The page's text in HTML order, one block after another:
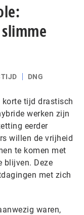
DNG
korte tijd drastisch
werken zijn
eerder
willen de vrijheid
te komen met
blijven. Deze
met zich
waren,